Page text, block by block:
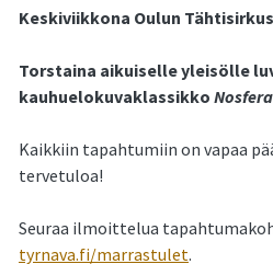
Keskiviikkona Oulun
Torstaina aikuiselle yleisölle
kauhuelokuvaklassikko
Kaikkiin tapahtumiin on vapaa
tervetuloa!
Seuraa ilmoittelua
tyrnava.fi/marrastulet.